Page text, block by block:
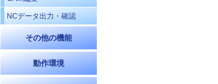
NCデータ出力・確認
その他の機能
動作環境